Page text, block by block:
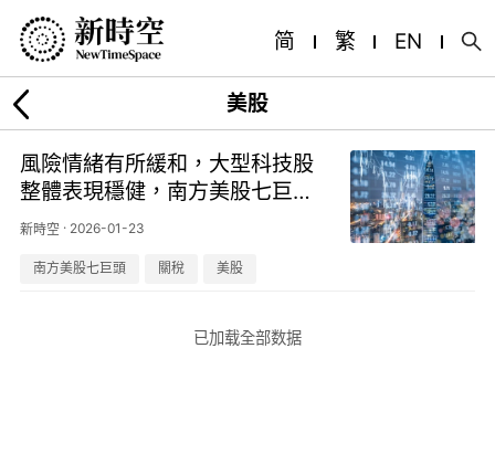
简 繁 EN
美股
風險情緒有所緩和，大型科技股
整體表現穩健，南方美股七巨頭
(03454.HK)漲幅2%
新時空· 2026-01-23
南方美股七巨頭 關稅 美股
已加载全部数据